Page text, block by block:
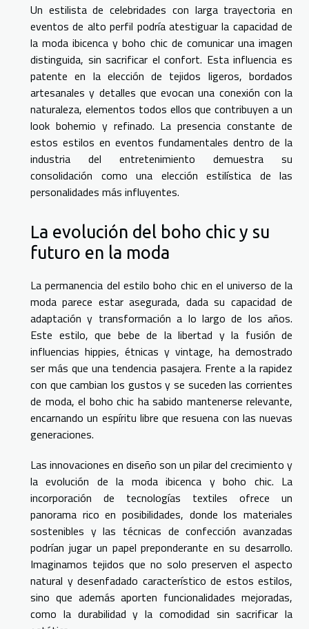
Un estilista de celebridades con larga trayectoria en
eventos de alto perfil podría atestiguar la capacidad de
la moda ibicenca y boho chic de comunicar una imagen
distinguida, sin sacrificar el confort. Esta influencia es
patente en la elección de tejidos ligeros, bordados
artesanales y detalles que evocan una conexión con la
naturaleza, elementos todos ellos que contribuyen a un
look bohemio y refinado. La presencia constante de
estos estilos en eventos fundamentales dentro de la
industria del entretenimiento demuestra su
consolidación como una elección estilística de las
personalidades más influyentes.
La evolución del boho chic y su
futuro en la moda
La permanencia del estilo boho chic en el universo de la
moda parece estar asegurada, dada su capacidad de
adaptación y transformación a lo largo de los años.
Este estilo, que bebe de la libertad y la fusión de
influencias hippies, étnicas y vintage, ha demostrado
ser más que una tendencia pasajera. Frente a la rapidez
con que cambian los gustos y se suceden las corrientes
de moda, el boho chic ha sabido mantenerse relevante,
encarnando un espíritu libre que resuena con las nuevas
generaciones.
Las innovaciones en diseño son un pilar del crecimiento y
la evolución de la moda ibicenca y boho chic. La
incorporación de tecnologías textiles ofrece un
panorama rico en posibilidades, donde los materiales
sostenibles y las técnicas de confección avanzadas
podrían jugar un papel preponderante en su desarrollo.
Imaginamos tejidos que no solo preserven el aspecto
natural y desenfadado característico de estos estilos,
sino que además aporten funcionalidades mejoradas,
como la durabilidad y la comodidad sin sacrificar la